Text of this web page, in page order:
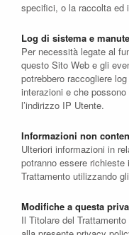
specifici, o la raccolta ed
Log di sistema e
Per necessità legate al
questo Sito Web e gli
potrebbero raccogliere
interazioni e che
l’indirizzo IP Utente.
Informazioni non
Ulteriori informazioni in
potranno essere
Trattamento utilizzando
Modifiche a questa
Il Titolare del